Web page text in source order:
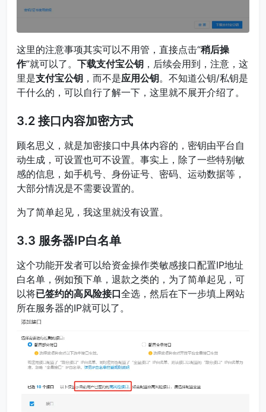
这里的注意事项其实可以不用管，直接点击“稍后操
作”就可以了。 下载支付宝公钥 ，后续会用到，注意，这
里是支付宝公钥 ，而不是应用公钥。不知道公钥/私钥是
干什么的，可以自行了解一下，这里就不展开介绍了。
3.2 接口内容加密方式
顾名思义，就是加密接口中具体内容的，密钥由平台自
动生成，可设置也可不设置。事实上，除了一些特别敏
感的信息，如手机号、身份证号、密码、运动数据等，
大部分情况是不需要设置的。
为了简单起见，我这里就没有设置。
3.3 服务器IP白名单
这个功能开发者可以给资金操作类敏感接口配置IP地址
白名单，例如预下单，退款之类的，为了简单起见，可
以将已签约的高风险接口全选，然后在下一步填上网站
所在服务器的IP就可以了。